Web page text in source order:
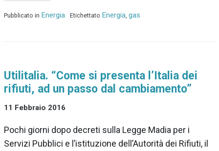
Pubblicato in Energia Etichettato Energia gas
Utilitalia. “Come si presenta l’Italia dei
rifiuti, ad un passo dal cambiamento”
11 Febbraio 2016
Pochi giorni dopo decreti sulla Legge Madia per i
Servizi Pubblici e l’istituzione dell’Autorità dei Rifiuti, il